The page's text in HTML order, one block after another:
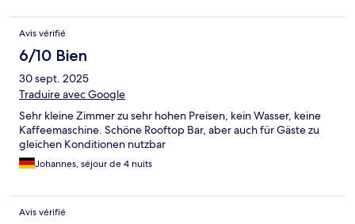
Avis vérifié
6/10 Bien
30 sept. 2025
Traduire avec Google
Sehr kleine Zimmer zu sehr hohen Preisen, kein Wasser, keine
Kaffeemaschine. Schöne Rooftop Bar, aber auch für Gäste zu
gleichen Konditionen nutzbar
Johannes, séjour de 4 nuits
Avis vérifié